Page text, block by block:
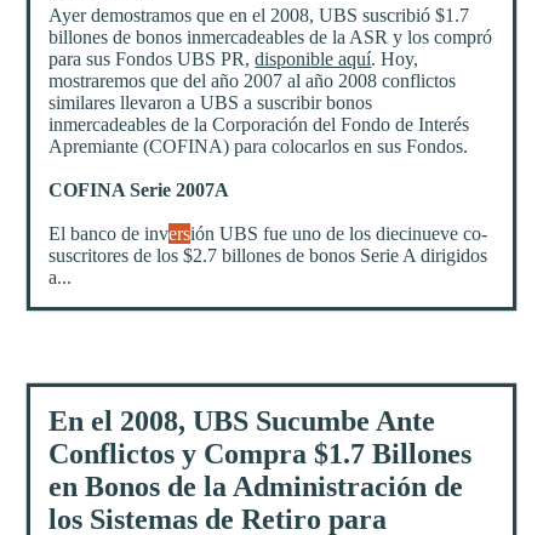
Ayer demostramos que en el 2008, UBS suscribió $1.7
billones de bonos inmercadeables de la ASR y los compró
para sus Fondos UBS PR,disponible aquí. Hoy,
mostraremos que del año 2007 al año 2008 conflictos
similares llevaron a UBS a suscribir bonos
inmercadeables de la Corporación del Fondo de Interés
Apremiante (COFINA) para colocarlos en sus Fondos.
COFINA Serie 2007A
El banco de inversión UBS fue uno de los diecinueve co-
suscritores de los $2.7 billones de bonos Serie A dirigidos
a...
En el 2008, UBS Sucumbe Ante
Conflictos y Compra $1.7 Billones
en Bonos de la Administración de
los Sistemas de Retiro para